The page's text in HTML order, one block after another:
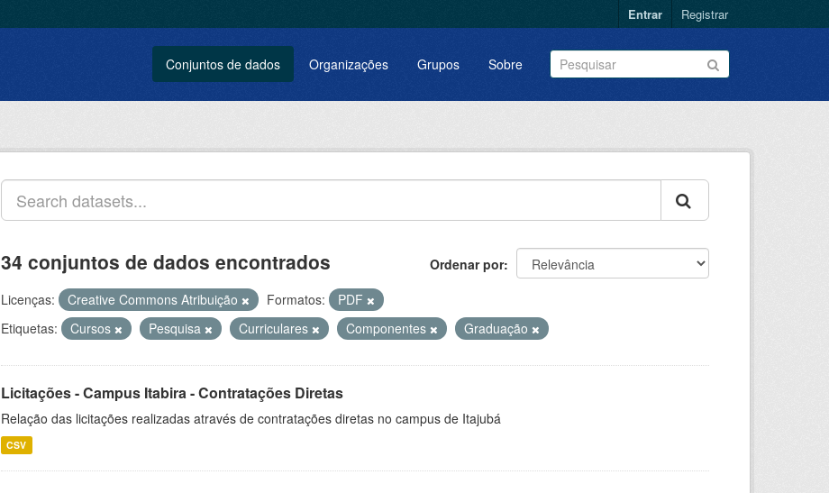
Entrar Registrar
Conjuntos de dados Organizações Grupos Sobre
Ordenar por
34 conjuntos de dados encontrados
Licenças: Creative Commons Atribuição Formatos:
PDF
Etiquetas:
Cursos Pesquisa Curriculares Componentes Graduação
Licitações - Campus Itabira - Contratações Diretas
Relação das licitações realizadas através de contratações diretas no campus de Itajubá
CSV